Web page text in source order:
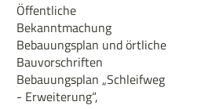
Öffentliche
Bekanntmachung
Bebauungsplan und örtliche
Bauvorschriften
Bebauungsplan „Schleifweg
- Erweiterung“,